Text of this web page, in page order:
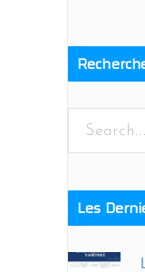
Search
Les